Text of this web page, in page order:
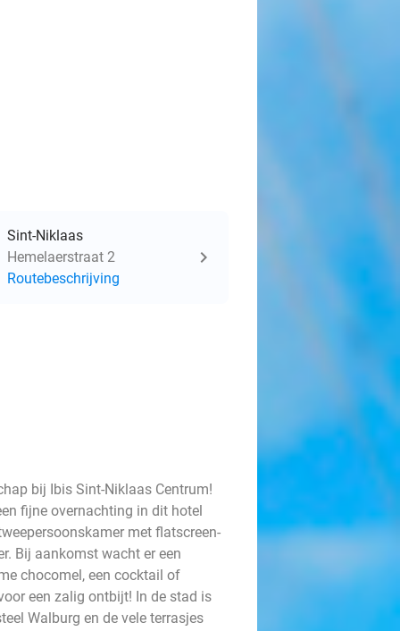
Sint-Niklaas
Hemelaerstraat 2
Routebeschrijving
bij Ibis Sint-Niklaas Centrum!
fijne overnachting in dit hotel
met flatscreen-
Bij aankomst wacht er een
chocomel, een cocktail of
een zalig ontbijt! In de stad is
Walburg en de vele terrasjes